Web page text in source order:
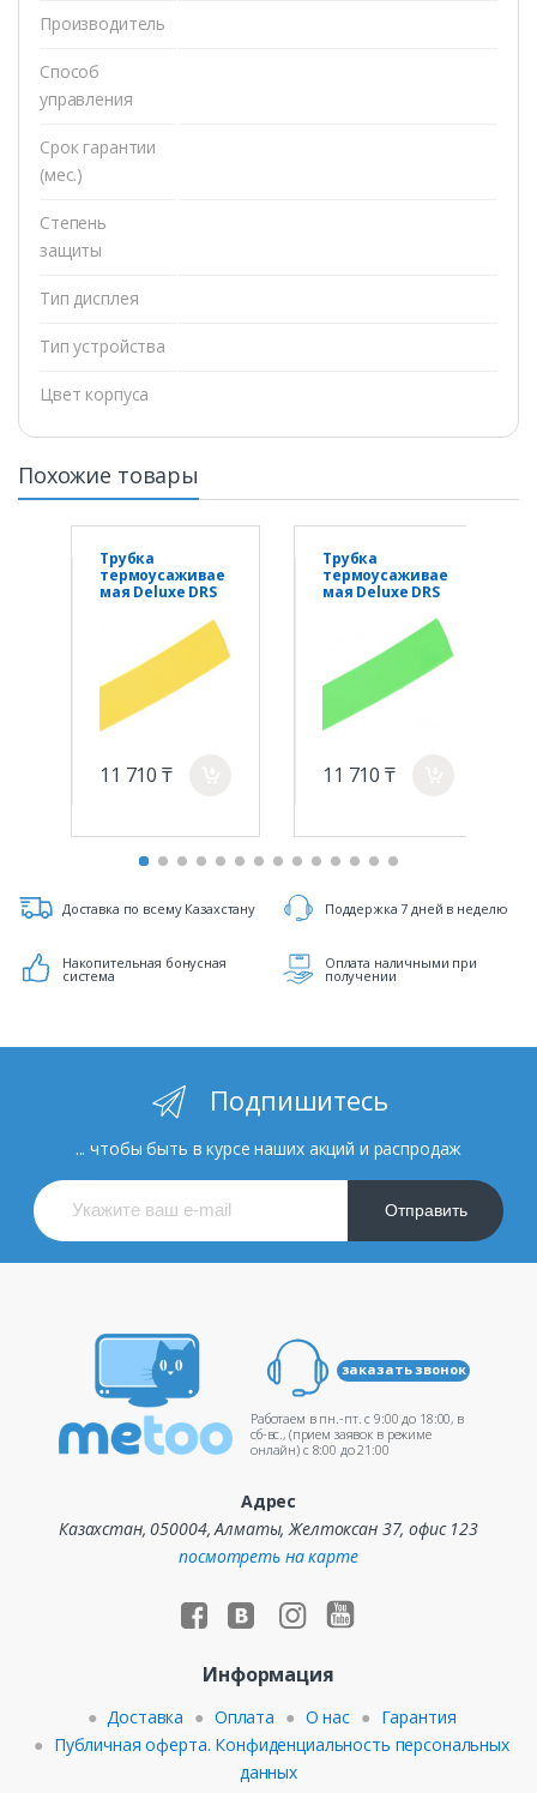
Производитель
Способ
управления
Срок гарантии
(мес.)
Степень
защиты
Тип дисплея
Тип устройства
Цвет корпуса
Похожие товары
Трубка
термоусаживае
мая Deluxe DRS
11 710 ₸
Трубка
термоусаживае
мая Deluxe DRS
11 710 ₸
Доставка по всему Казахстану Поддержка 7 дней в неделю
Накопительная бонусная
система
Оплата наличными при
получении
Подпишитесь
... чтобы быть в курсе наших акций и распродаж
Отправить
заказать звонок
Работаем в пн.-пт. c 9:00 до 18:00, в
сб-вс., (прием заявок в режиме
онлайн) c 8:00 до 21:00
Адрес
Казахстан, 050004, Алматы, Желтоксан 37, офис 123
посмотреть на карте
Информация
Доставка Оплата О нас
Гарантия
Публичная оферта. Конфиденциальность персональных
данных